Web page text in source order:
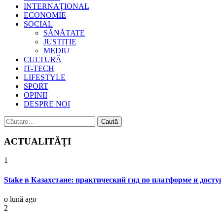
INTERNAȚIONAL
ECONOMIE
SOCIAL
SĂNĂTATE
JUSTIȚIE
MEDIU
CULTURĂ
IT-TECH
LIFESTYLE
SPORT
OPINII
DESPRE NOI
Caută
după:
ACTUALITĂȚI
1
Stake в Казахстане: практический гид по платформе и
o lună ago
2